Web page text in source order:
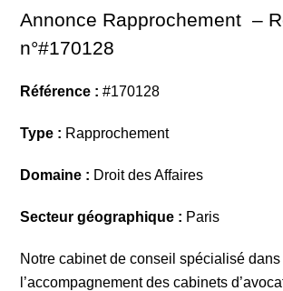
Annonce Rapprochement –
n°#170128
Référence : #170128
Type : Rapprochement
Domaine : Droit des Affaires
Secteur géographique : Paris
Notre cabinet de conseil spécialisé dans
l’accompagnement des cabinets